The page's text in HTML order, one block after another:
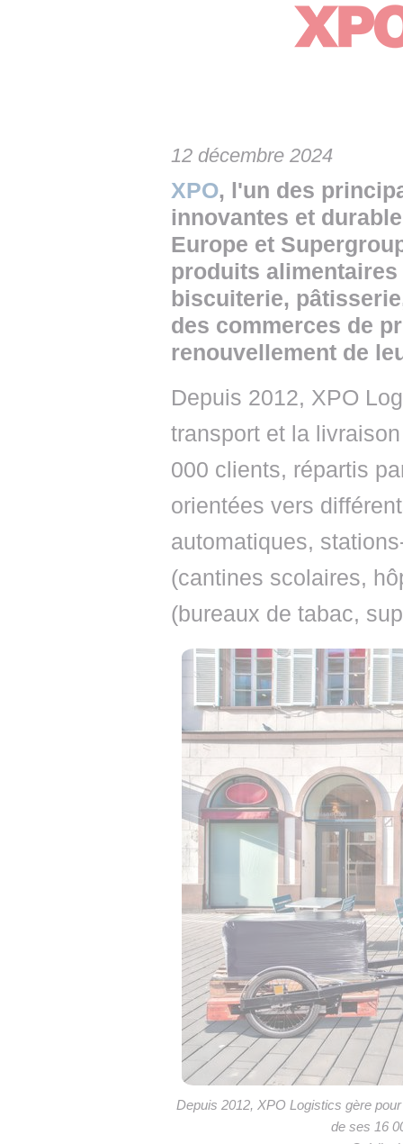
TOUTES LES INTERVIEWS
👉 PRENDRE LA PAROLE
•
•
12 décembre 2024
XPO, l'un des
innovantes et
Europe et
produits
biscuiterie,
des commerces de
renouvellement de
Depuis 2012, XPO
transport et la
000 clients, répartis
orientées vers
automatiques,
(cantines scolaires,
(bureaux de tabac,
Depuis 2012, XPO Logistics gère
de ses 16